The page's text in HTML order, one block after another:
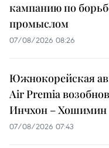
кампанию по
промыслом
07/08/2026 08:26
Южнокорейская
Air Premia
Инчхон – Хошимин
07/08/2026 07:43